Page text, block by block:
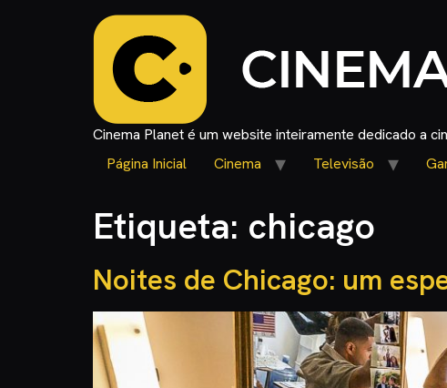
Cinema Planet é um website inteiramente dedicado a
Página Inicial
Cinema Televisão
Etiqueta: chicago
Noites de Chicago: um